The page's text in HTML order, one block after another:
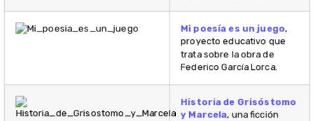
Mi poesía es un juego,
proyecto educativo que
trata sobre la obra de
Federico García Lorca.
Historia de Grisóstomo
y Marcela, una ficción